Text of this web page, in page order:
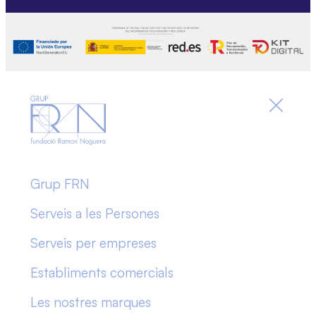
Grup FRN
Serveis a les Persones
Serveis per empreses
Establiments comercials
Les nostres marques